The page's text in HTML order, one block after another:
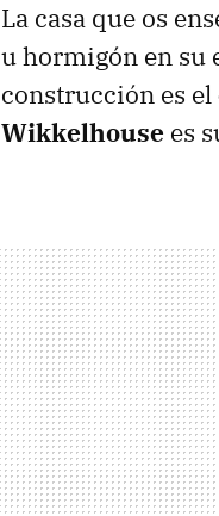
La casa que os
u hormigón en su
construcción es el
Wikkelhouse es